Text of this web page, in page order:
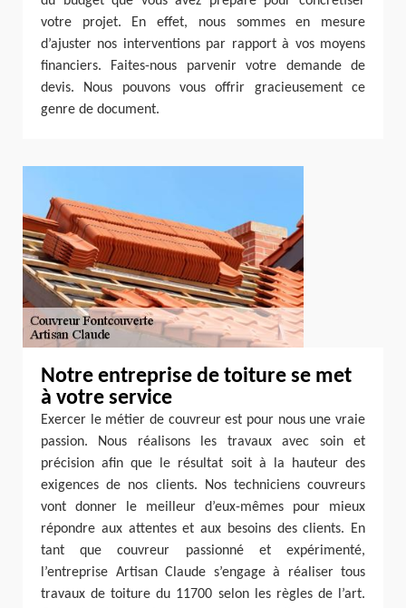
votre projet. En effet, nous sommes en mesure
d’ajuster nos interventions par rapport à vos moyens
financiers. Faites-nous parvenir votre demande de
devis. Nous pouvons vous offrir gracieusement ce
genre de document.
Notre entreprise de toiture se met
à votre service
Exercer le métier de couvreur est pour nous une vraie
passion. Nous réalisons les travaux avec soin et
précision afin que le résultat soit à la hauteur des
exigences de nos clients. Nos techniciens couvreurs
vont donner le meilleur d’eux-mêmes pour mieux
répondre aux attentes et aux besoins des clients. En
tant que couvreur passionné et expérimenté,
l’entreprise Artisan Claude s’engage à réaliser tous
travaux de toiture du 11700 selon les règles de l’art.